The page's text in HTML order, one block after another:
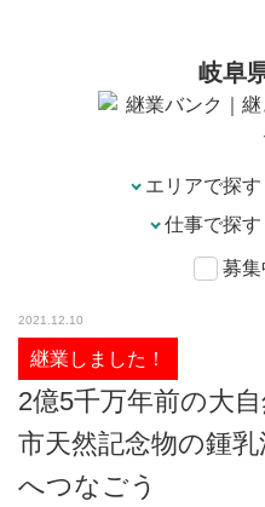
岐阜
エリアで探す
募
2021.12.10
継業しました！
2億5千万年前の大
市天然記念物の鍾
へつなごう